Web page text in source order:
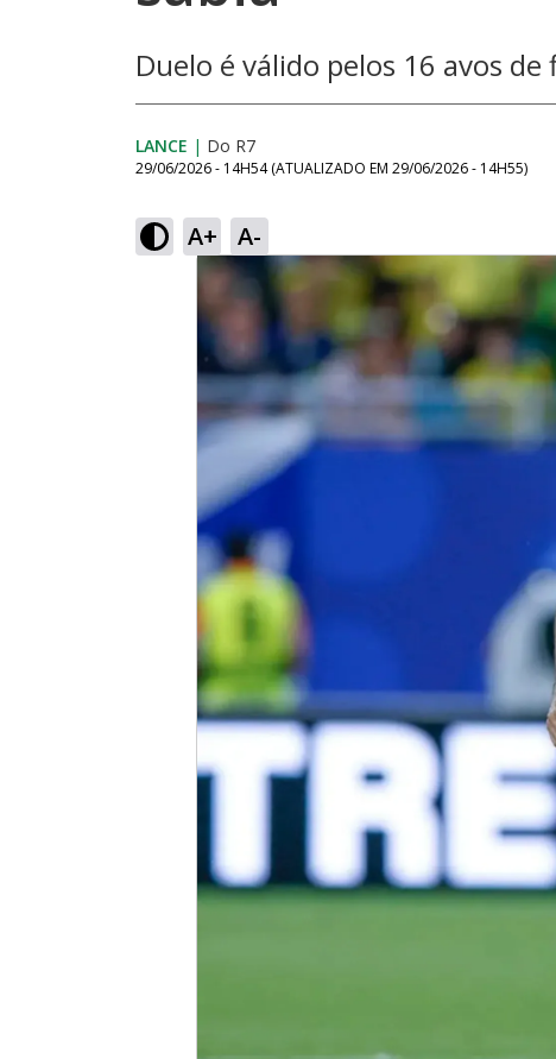
Duelo é válido pelos 16 avos
LANCE | Do R7
29/06/2026 - 14H54 (ATUALIZADO EM 29/06/2026 - 14H55)
A+ A-